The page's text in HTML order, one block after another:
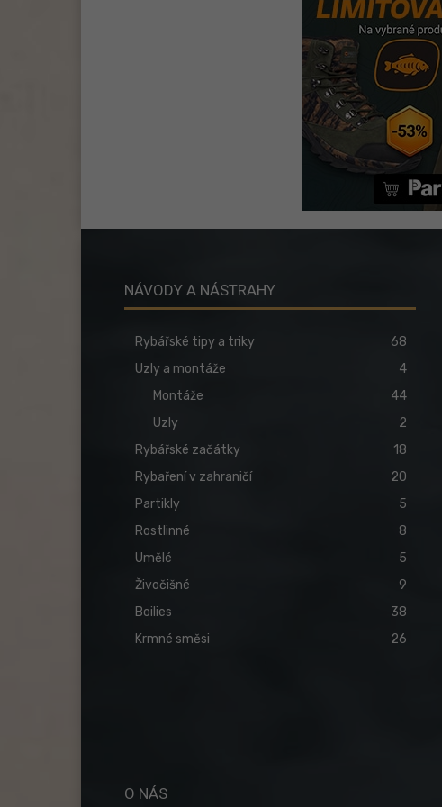
NÁVODY A NÁSTRAHY
Rybářské tipy a triky
68
Uzly a montáže
4
Montáže
44
Uzly
2
Rybářské začátky
18
Rybaření v zahraničí
20
Partikly
5
Rostlinné
8
Umělé
5
Živočišné
9
Boilies
38
Krmné směsi
26
O NÁS